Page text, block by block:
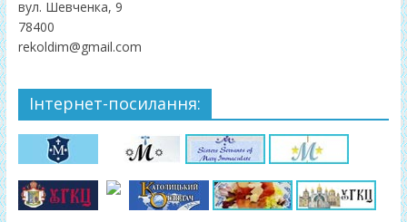
вул. Шевченка, 9
78400
rekoldim@gmail.com
Інтернет-посилання: